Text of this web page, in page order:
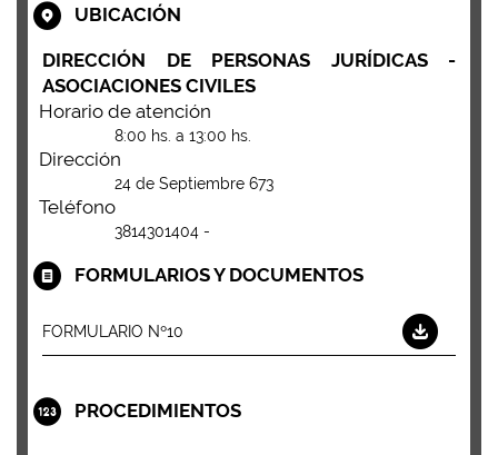
UBICACIÓN
DIRECCIÓN DE PERSONAS JURÍDICAS -
ASOCIACIONES CIVILES
Horario de atención
8:00 hs. a 13:00 hs.
Dirección
24 de Septiembre 673
Teléfono
3814301404 -
FORMULARIOS Y DOCUMENTOS
FORMULARIO Nº10
PROCEDIMIENTOS